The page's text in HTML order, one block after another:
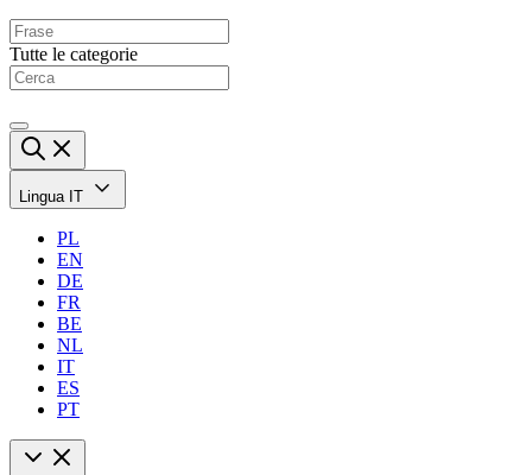
Tutte le categorie
Lingua IT
PL
EN
DE
FR
BE
NL
IT
ES
PT